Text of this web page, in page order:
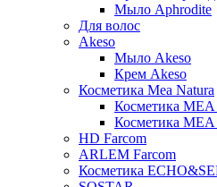
Мыло Aphrodite
Для волос
Akeso
Мыло Akeso
Крем Akeso
Косметика Mea Natura
Косметика
Косметика
HD Farcom
ARLEM Farcom
Косметика